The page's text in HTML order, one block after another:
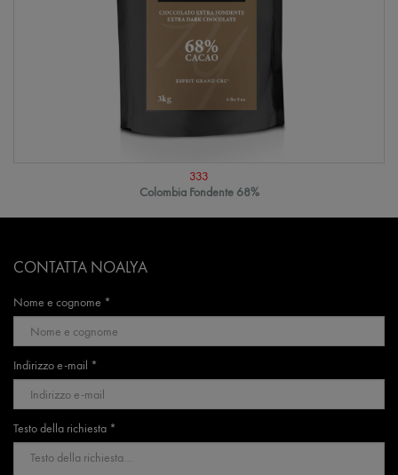
333
Colombia Fondente 68%
CONTATTA NOALYA
Nome e cognome *
Indirizzo e-mail *
Testo della richiesta *